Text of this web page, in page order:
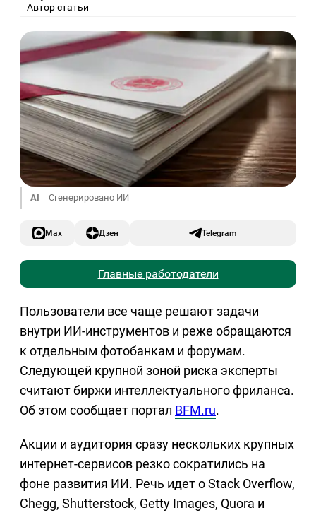
Автор статьи
AI Сгенерировано ИИ
Max Дзен Telegram
Главные работодатели
Пользователи все чаще решают задачи
внутри ИИ-инструментов и реже обращаются
к отдельным фотобанкам и форумам.
Следующей крупной зоной риска эксперты
считают биржи интеллектуального фриланса.
Об этом сообщает портал BFM.ru.
Акции и аудитория сразу нескольких крупных
интернет-сервисов резко сократились на
фоне развития ИИ. Речь идет о Stack Overflow,
Chegg, Shutterstock, Getty Images, Quora и